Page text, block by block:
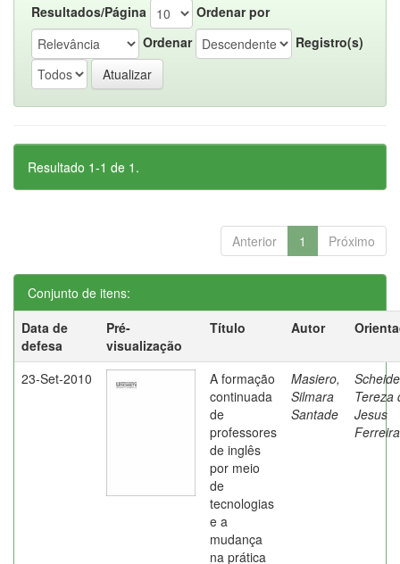
Resultados/Página
Ordenar por
Ordenar
Registro(s)
Resultado 1-1 de 1.
Anterior 1 Próximo
Conjunto de itens:
Data de
defesa
Pré-
visualização
Título Autor
23-Set-2010
A formação
continuada
de
professores
de inglês
por meio
de
tecnologias
e a
mudança
na prática
Masiero,
Silmara
Santade
Tereza
Jesus
Ferreira